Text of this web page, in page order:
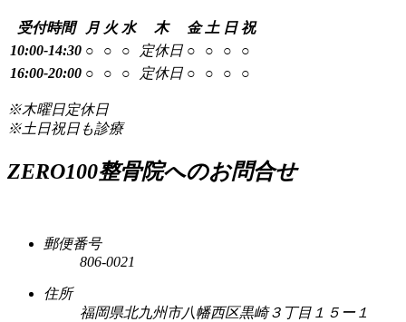
受付時間 月 火 水 木 金 土 日 祝
10:00-14:30 ○ ○ ○ 定休日 ○ ○ ○
○
16:00-20:00 ○ ○ ○ 定休日 ○ ○ ○ ○
※木曜日定休日
※土日祝日も診療
ZERO100整骨院へのお問合せ
郵便番号
806-0021
住所
福岡県北九州市八幡西区黒崎３丁目１５ー１